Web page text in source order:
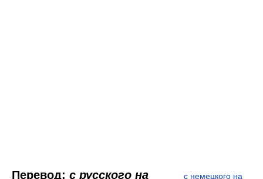
Перевод: с русского на
с немецкого на